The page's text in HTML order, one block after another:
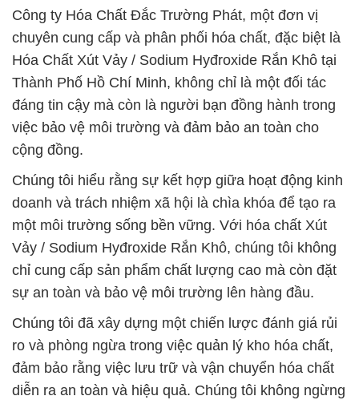
Công ty Hóa Chất Đắc Trường Phát, một đơn vị
chuyên cung cấp và phân phối hóa chất, đặc biệt là
Hóa Chất Xút Vảy / Sodium Hyđroxide Rắn Khô tại
Thành Phố Hồ Chí Minh, không chỉ là một đối tác
đáng tin cậy mà còn là người bạn đồng hành trong
việc bảo vệ môi trường và đảm bảo an toàn cho
cộng đồng.
Chúng tôi hiểu rằng sự kết hợp giữa hoạt động kinh
doanh và trách nhiệm xã hội là chìa khóa để tạo ra
một môi trường sống bền vững. Với hóa chất Xút
Vảy / Sodium Hyđroxide Rắn Khô, chúng tôi không
chỉ cung cấp sản phẩm chất lượng cao mà còn đặt
sự an toàn và bảo vệ môi trường lên hàng đầu.
Chúng tôi đã xây dựng một chiến lược đánh giá rủi
ro và phòng ngừa trong việc quản lý kho hóa chất,
đảm bảo rằng việc lưu trữ và vận chuyển hóa chất
diễn ra an toàn và hiệu quả. Chúng tôi không ngừng